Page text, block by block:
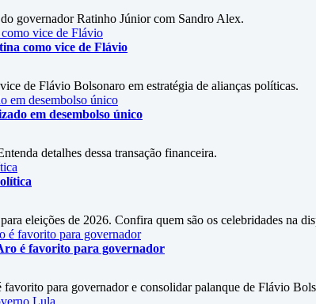
governador Ratinho Júnior com Sandro Alex.
como vice de Flávio
de Flávio Bolsonaro em estratégia de alianças políticas.
em desembolso único
detalhes dessa transação financeira.
eleições de 2026. Confira quem são os celebridades na
é favorito para governador
para governador e consolidar palanque de Flávio